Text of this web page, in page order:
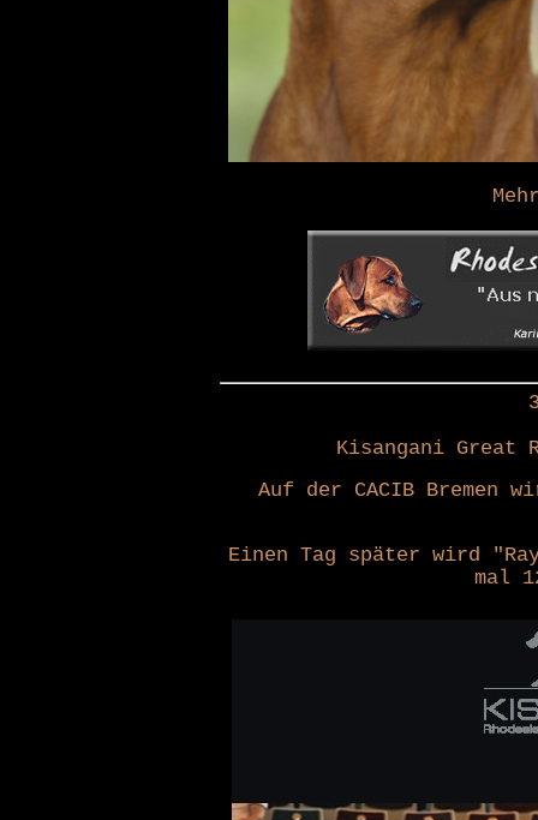
Kisangani Great
Auf der CACIB Bremen
Einen Tag später wird
mal